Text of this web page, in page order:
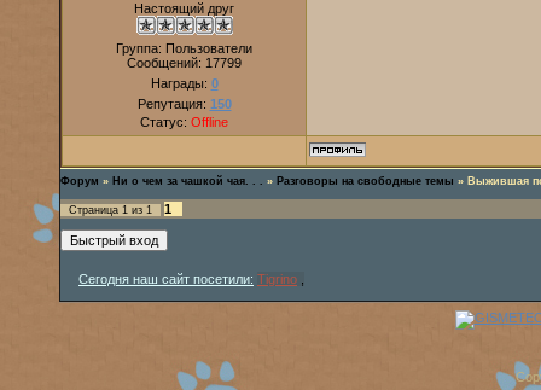
Настоящий друг
Группа: Пользователи
Сообщений: 17799
Награды: 0
Репутация: 150
Статус: Offline
Форум » Ни о чем за чашкой чая. . . » Разговоры на свободные темы » Выжившая
Страница 1 из 1 1
Сегодня наш сайт посетили: Tigrino